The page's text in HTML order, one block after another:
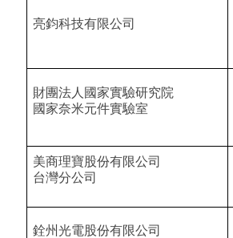
亮鈞科技有限公司
財團法人國家實驗研究院
國家奈米元件實驗室
美商理寶股份有限公司
台灣分公司
銓州光電股份有限公司